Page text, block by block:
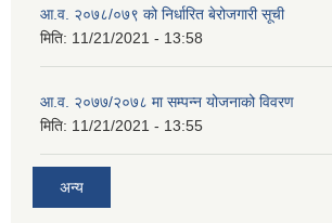
आ.व. २०७८/०७९ को निर्धारित बेरोजगारी सूची
मिति: 11/21/2021 - 13:58
आ.व. २०७७/२०७८ मा सम्पन्न योजनाको विवरण
मिति: 11/21/2021 - 13:55
अन्य